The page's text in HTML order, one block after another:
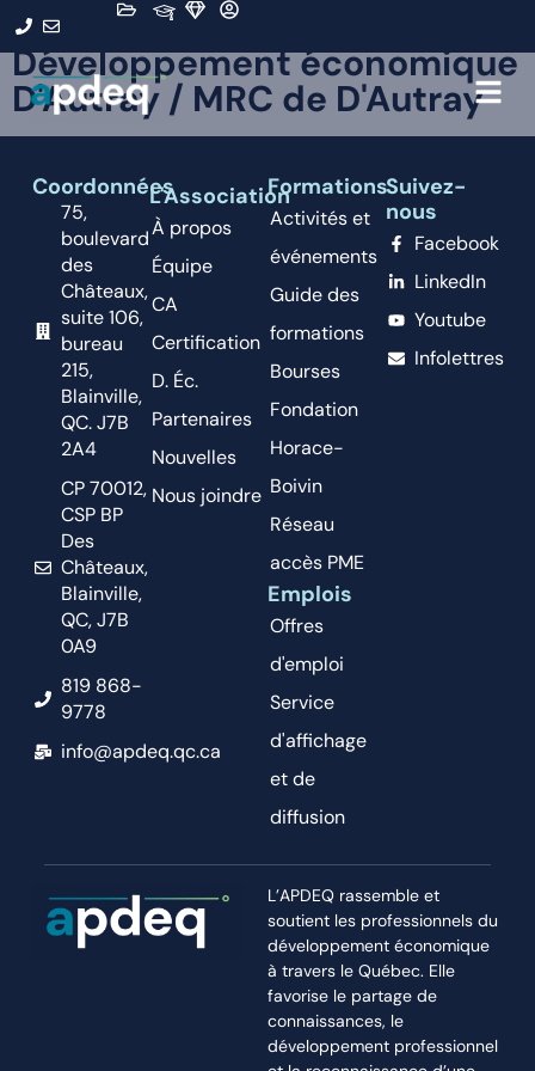
Organisation :
Développement économique
D'Autray / MRC de D'Autray
Coordonnées
75,
boulevard
des
Châteaux,
suite 106,
bureau
215,
Blainville,
QC. J7B
2A4
CP 70012,
CSP BP
Des
Châteaux,
Blainville,
QC, J7B
0A9
819 868-
9778
info@apdeq.qc.ca
L'Association
À propos
Équipe
CA
Certification
D. Éc.
Partenaires
Nouvelles
Nous joindre
Formations
Activités et
événements
Guide des
formations
Bourses
Fondation
Horace-
Boivin
Réseau
accès PME
Emplois
Offres
d'emploi
Service
d'affichage
et de
diffusion
Suivez-
nous
Facebook
LinkedIn
Youtube
Infolettres
L’APDEQ rassemble et
soutient les professionnels du
développement économique
à travers le Québec. Elle
favorise le partage de
connaissances, le
développement professionnel